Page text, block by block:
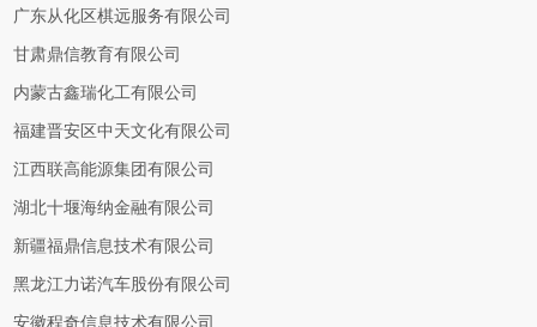
广东从化区棋远服务有限公司
甘肃鼎信教育有限公司
内蒙古鑫瑞化工有限公司
福建晋安区中天文化有限公司
江西联高能源集团有限公司
湖北十堰海纳金融有限公司
新疆福鼎信息技术有限公司
黑龙江力诺汽车股份有限公司
安徽程奇信息技术有限公司